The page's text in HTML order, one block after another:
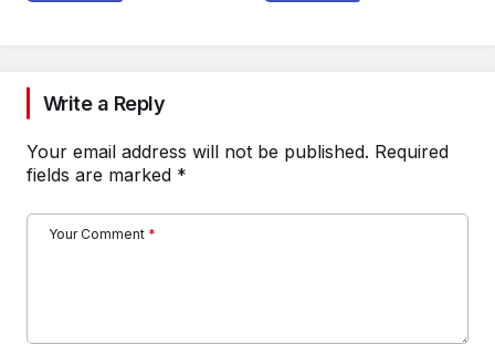
Write a Reply
Your email address will not be published. Required
fields are marked *
Your Comment *